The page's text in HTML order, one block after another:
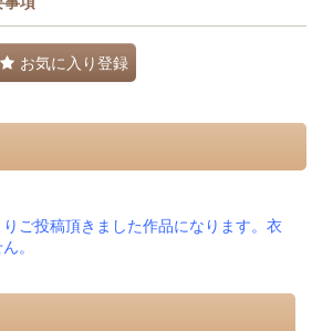
お気に入り登録
ご投稿頂きました作品になります。衣
。